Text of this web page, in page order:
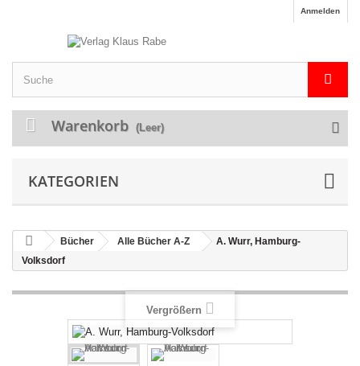
Anmelden
Warenkorb (Leer)
KATEGORIEN
Bücher Alle Bücher A-Z
A. Wurr, Hamburg-
Volksdorf
Vergrößern